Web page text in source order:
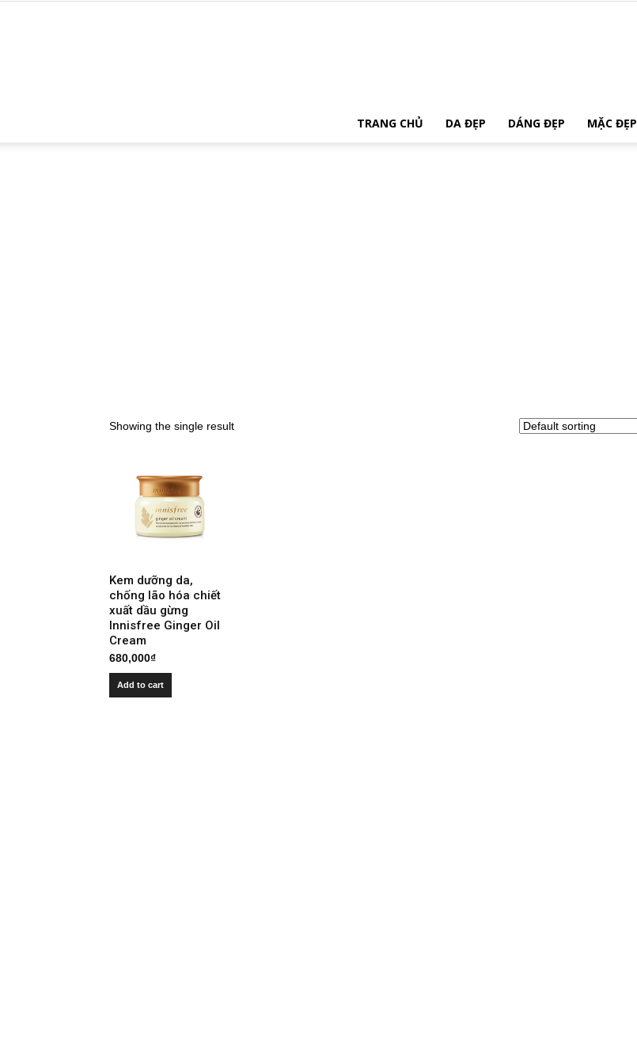
TRANG CHỦ DA ĐẸP DÁNG ĐẸP MẶC ĐẸP
Showing the single result
Kem dưỡng da,
chống lão hóa chiết
xuất dầu gừng
Innisfree Ginger Oil
Cream
680,000₫
Add to cart